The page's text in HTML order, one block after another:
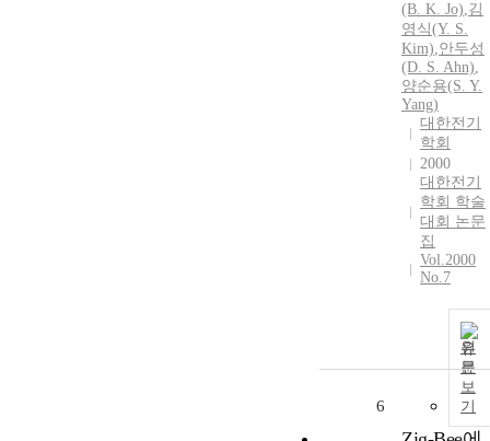
(B. K. Jo),김
영식(Y. S.
Kim),안두성
(D. S. Ahn),
양순용(S. Y.
Yang)
대한전기
학회
2000
대한전기
학회 학술
대회 논문
집
Vol.2000
No.7
원
문
보
기
6